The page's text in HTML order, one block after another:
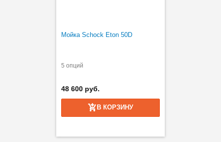
Мойка Schock Eton 50D
5 опций
48 600 руб.
В КОРЗИНУ